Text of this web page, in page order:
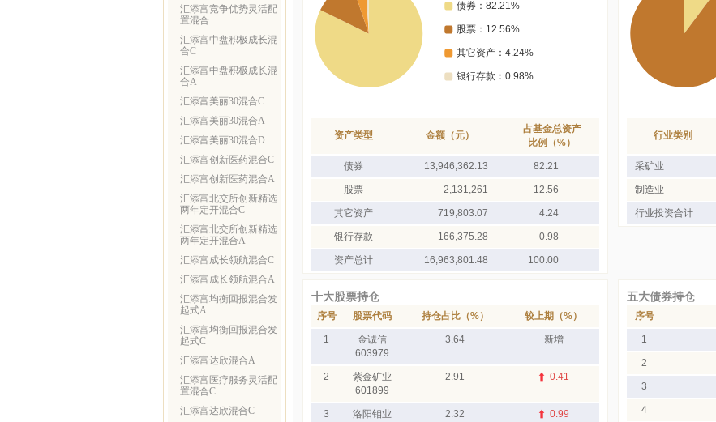
汇添富竞争优势灵活配
置混合
汇添富中盘积极成长混
合C
汇添富中盘积极成长混
合A
汇添富美丽30混合C
汇添富美丽30混合A
汇添富美丽30混合D
汇添富创新医药混合C
汇添富创新医药混合A
汇添富北交所创新精选
两年定开混合C
汇添富北交所创新精选
两年定开混合A
汇添富成长领航混合C
汇添富成长领航混合A
汇添富均衡回报混合发
起式A
汇添富均衡回报混合发
起式C
汇添富达欣混合A
汇添富医疗服务灵活配
置混合C
汇添富达欣混合C
资产类型 金额（元）
占基金总资产
比例（%）
债券 13,946,362.13 82.21
股票 2,131,261 12.56
其它资产 719,803.07 4.24
银行存款 166,375.28 0.98
资产总计 16,963,801.48 100.00
行业类别
采矿业
制造业
行业投资合计
十大股票持仓
序号 股票代码 持仓占比（%） 较上期（%）
1
金诚信
603979
3.64 新增
2
紫金矿业
601899
2.91 0.41
3
洛阳钼业
2.32 0.99
五大债券持仓
序号
1
2
3
4